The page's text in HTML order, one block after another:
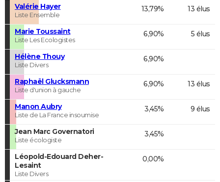
Valérie Hayer
Liste Ensemble
13,79% 13 élus
Marie Toussaint
Liste Les Ecologistes
6,90% 5 élus
Hélène Thouy
Liste Divers
6,90%
Raphaël Glucksmann
Liste d'union à gauche
6,90% 13 élus
Manon Aubry
Liste de La France insoumise
3,45% 9 élus
Jean Marc Governatori
Liste écologiste
3,45%
Léopold-Edouard Deher-
Lesaint
Liste Divers
0,00%